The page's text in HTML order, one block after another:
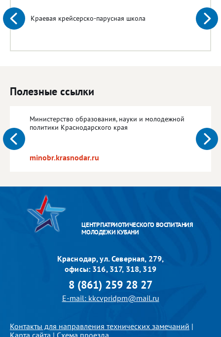
Краевая крейсерско-парусная школа
Полезные ссылки
Министерство образования, науки и молодежной
политики Краснодарского края
minobr.krasnodar.ru
ЦЕНТР ПАТРИОТИЧЕСКОГО ВОСПИТАНИЯ
МОЛОДЕЖИ КУБАНИ
Краснодар, ул. Северная, 279,
офисы: 316, 317, 318, 319
8 (861) 259 28 27
E-mail: kkcvpridpm@mail.ru
Контакты для направления технических замечаний |
Карта сайта | Схема проезда